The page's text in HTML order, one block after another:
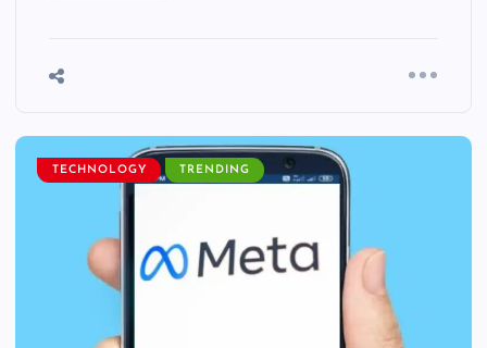
TECHNOLOGY TRENDING